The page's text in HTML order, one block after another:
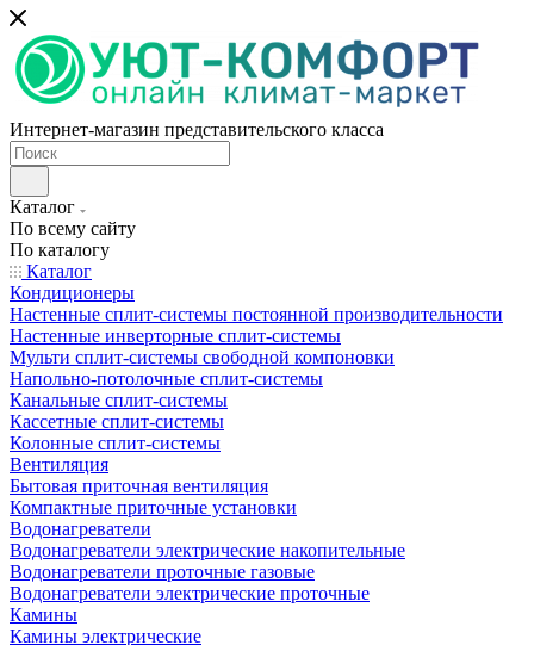
Интернет-магазин представительского класса
Каталог
По всему сайту
По каталогу
Каталог
Кондиционеры
Настенные сплит-системы постоянной производительности
Настенные инверторные сплит-системы
Мульти сплит-системы свободной компоновки
Напольно-потолочные сплит-системы
Канальные сплит-системы
Кассетные сплит-системы
Колонные сплит-системы
Вентиляция
Бытовая приточная вентиляция
Компактные приточные установки
Водонагреватели
Водонагреватели электрические накопительные
Водонагреватели проточные газовые
Водонагреватели электрические проточные
Камины
Камины электрические